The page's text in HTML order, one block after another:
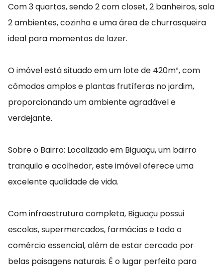
Com 3 quartos, sendo 2 com closet, 2 banheiros, sala
2 ambientes, cozinha e uma área de churrasqueira
ideal para momentos de lazer.
O imóvel está situado em um lote de 420m², com
cômodos amplos e plantas frutíferas no jardim,
proporcionando um ambiente agradável e
verdejante.
Sobre o Bairro: Localizado em Biguaçu, um bairro
tranquilo e acolhedor, este imóvel oferece uma
excelente qualidade de vida.
Com infraestrutura completa, Biguaçu possui
escolas, supermercados, farmácias e todo o
comércio essencial, além de estar cercado por
belas paisagens naturais. É o lugar perfeito para